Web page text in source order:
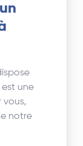
est une
vous,
notre